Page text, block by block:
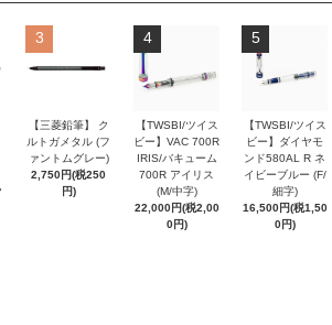
3
【三菱鉛筆】 ク
ルトガメタル (フ
ァントムグレー)
2,750円(税250
円)
4
【TWSBI/ツイス
ビー】VAC 700R
IRIS/バキューム
700R アイリス
(M/中字)
22,000円(税2,00
0円)
5
【TWSBI/ツイス
ビー】ダイヤモ
ンド580AL R ネ
イビーブルー (F/
細字)
16,500円(税1,50
0円)